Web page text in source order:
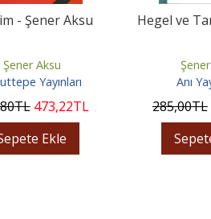
- Şener Aksu
Şener Aksu
Yayınları
TL 473,22TL
Ekle
Hegel ve
Anı
285,00TL